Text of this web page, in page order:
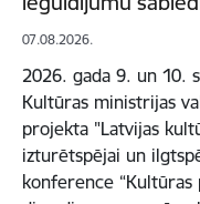
07.08.2026.
2026. gada 9. un 10.
Kultūras ministrijas
projekta "Latvijas
izturētspējai un
konference “Kultūras